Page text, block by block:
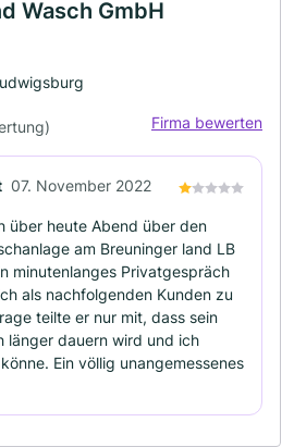
Wasch GmbH
Firma bewerten
07. November 2022
über heute Abend über den
am Breuninger land LB
minutenlanges Privatgespräch
als nachfolgenden Kunden zu
teilte er nur mit, dass sein
länger dauern wird und ich
Ein völlig unangemessenes